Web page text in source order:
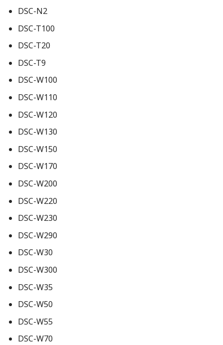
DSC-N2
DSC-T100
DSC-T20
DSC-T9
DSC-W100
DSC-W110
DSC-W120
DSC-W130
DSC-W150
DSC-W170
DSC-W200
DSC-W220
DSC-W230
DSC-W290
DSC-W30
DSC-W300
DSC-W35
DSC-W50
DSC-W55
DSC-W70